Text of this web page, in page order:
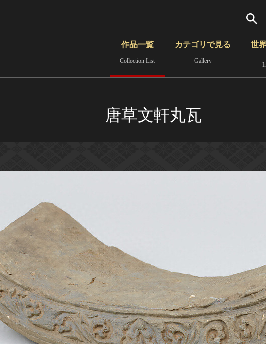
さらに詳細検索
作品一覧
Collection List
カテゴリで見る
Gallery
世
唐草文軒丸瓦